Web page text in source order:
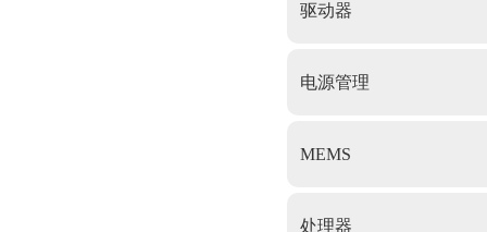
驱动器
电源管理
MEMS
处理器